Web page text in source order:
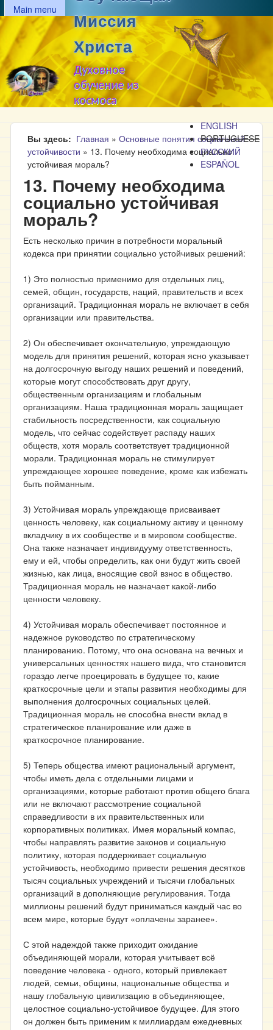
Перейти к основному
содержанию
MAIN MENU
Main menu
Миссия
Христа
Духовное
обучение из
космоса
ENGLISH
PORTUGUESE
РУССКИЙ
ESPAÑOL
Вы здесь Главная » Основные понятия социальной
устойчивости » 13. Почему необходима социально
устойчивая мораль?
13. Почему необходима
социально устойчивая
мораль?
Есть несколько причин в потребности моральный
кодекса при принятии социально устойчивых решений:
1) Это полностью применимо для отдельных лиц,
семей, общин, государств, наций, правительств и всех
организаций. Традиционная мораль не включает в себя
организации или правительства.
2) Он обеспечивает окончательную, упреждающую
модель для принятия решений, которая ясно указывает
на долгосрочную выгоду наших решений и поведений,
которые могут способствовать друг другу,
общественным организациям и глобальным
организациям. Наша традиционная мораль защищает
стабильность посредственности, как социальную
модель, что сейчас содействует распаду наших
обществ, хотя мораль соответствует традиционной
морали. Традиционная мораль не стимулирует
упреждающее хорошее поведение, кроме как избежать
быть пойманным.
3) Устойчивая мораль упреждающе присваивает
ценность человеку, как социальному активу и ценному
вкладчику в их сообществе и в мировом сообществе.
Она также назначает индивидууму ответственность,
ему и ей, чтобы определить, как они будут жить своей
жизнью, как лица, вносящие свой взнос в общество.
Традиционная мораль не назначает какой-либо
ценности человеку.
4) Устойчивая мораль обеспечивает постоянное и
надежное руководство по стратегическому
планированию. Потому, что она основана на вечных и
универсальных ценностях нашего вида, что становится
гораздо легче проецировать в будущее то, какие
краткосрочные цели и этапы развития необходимы для
выполнения долгосрочных социальных целей.
Традиционная мораль не способна внести вклад в
стратегическое планирование или даже в
краткосрочное планирование.
5) Теперь общества имеют рациональный аргумент,
чтобы иметь дела с отдельными лицами и
организациями, которые работают против общего блага
или не включают рассмотрение социальной
справедливости в их правительственных или
корпоративных политиках. Имея моральный компас,
чтобы направлять развитие законов и социальную
политику, которая поддерживает социальную
устойчивость, необходимо привести решения десятков
тысяч социальных учреждений и тысячи глобальных
организаций в дополняющие регулирования. Тогда
миллионы решений будут приниматься каждый час во
всем мире, которые будут «оплачены заранее».
С этой надеждой также приходит ожидание
объединяющей морали, которая учитывает всё
поведение человека - одного, который привлекает
людей, семьи, общины, национальные общества и
нашу глобальную цивилизацию в объединяющее,
целостное социально-устойчивое будущее. Для этого
он должен быть применим к миллиардам ежедневных